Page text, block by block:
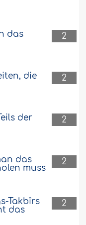
2
das
2
die
2
der
2
das
muss
2
Takbîrs
das